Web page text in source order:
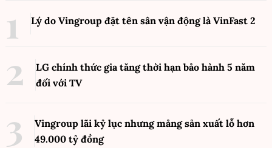
Lý do Vingroup đặt tên sân vận động là VinFast 2
LG chính thức gia tăng thời hạn bảo hành 5 năm
đối với TV
Vingroup lãi kỷ lục nhưng mảng sản xuất lỗ hơn
49.000 tỷ đồng